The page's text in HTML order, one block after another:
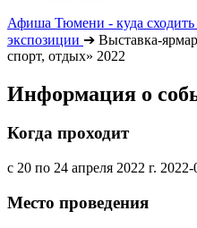
Афиша Тюмени - куда сходить
экспозиции ➔ Выставка-
спорт, отдых» 2022
Информация о
Когда проходит
с 20 по 24 апреля 2022 г. 2022-
Место проведения